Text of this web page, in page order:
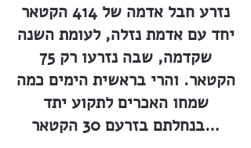
נזרע חבל אדמה של 414 הקטאר
יחד עם אדמת נזלה, לעומת השנה
שקדמה, שבה נזרעו רק 75
הקטאר. והרי בראשית הימים כמה
שמחו האכרים לתקוע יתד
בנחלתם בזרעם 30 הקטאר…